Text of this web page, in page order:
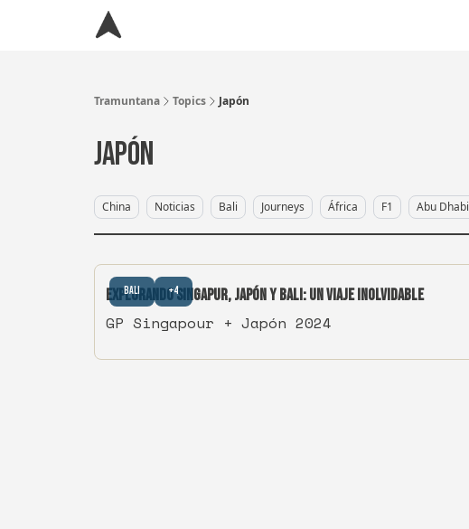
Tramuntana Topics Japón
Japón
China Noticias Bali Journeys África F1 Abu Dhabi
Bali +4
Explorando Singapur, Japón y Bali: Un Viaje Inolvidable
GP Singapour + Japón 2024